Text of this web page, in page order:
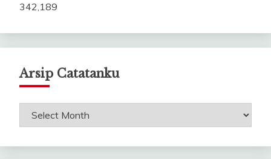
342,189
Arsip Catatanku
Arsip
Catatanku